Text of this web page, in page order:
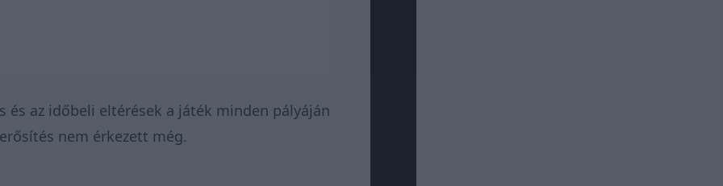
és az időbeli eltérések a játék minden pályáján
nem érkezett még.